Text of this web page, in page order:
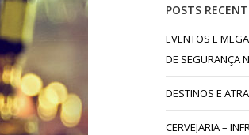
POSTS
EVENTOS E
DE SEGURANÇA
DESTINOS E
CERVEJARIA –